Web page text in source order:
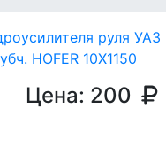
Цена: 200